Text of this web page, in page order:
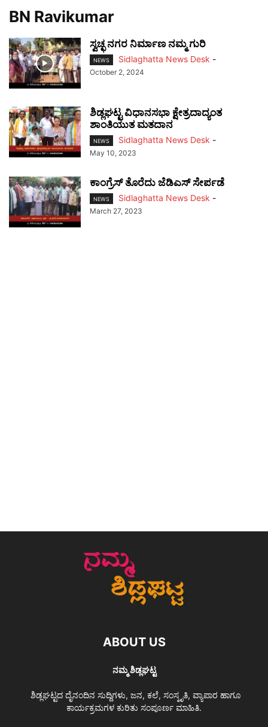
BN Ravikumar
ಸ್ವಚ್ಛ ನಗರ ನಿರ್ಮಾಣ ನಮ್ಮ ಗುರಿ
NEWS Sidlaghatta News Desk -
October 2, 2024
ಶಿಡ್ಲಘಟ್ಟ ವಿಧಾನಸಭಾ ಕ್ಷೇತ್ರದಾದ್ಯಂತ
ಶಾಂತಿಯುತ ಮತದಾನ
NEWS Sidlaghatta News Desk -
May 10, 2023
ಕಾಂಗ್ರೆಸ್ ತೊರೆದು ಜೆಡಿಎಸ್ ಸೇರ್ಪಡೆ
NEWS Sidlaghatta News Desk -
March 27, 2023
ABOUT US
ನಮ್ಮ ಶಿಡ್ಲಘಟ್ಟ
ಶಿಡ್ಲಘಟ್ಟದ ದೈನಂದಿನ ಸುದ್ದಿಗಳು, ಜನ, ಕಲೆ, ಸಂಸ್ಕೃತಿ, ವ್ಯಾಪಾರ ಹಾಗೂ
ಕಾರ್ಯಕ್ರಮಗಳ ಕುರಿತು ಸಂಪೂರ್ಣ ಮಾಹಿತಿ.